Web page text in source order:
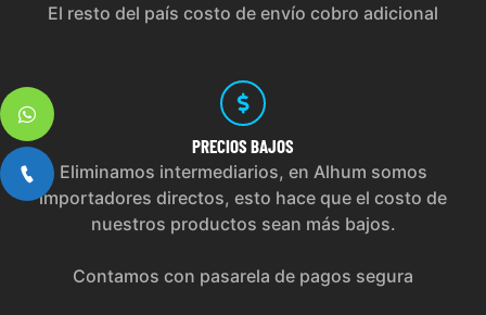
El resto del país costo de envío cobro adicional
PRECIOS BAJOS
Eliminamos intermediarios, en Alhum somos
importadores directos, esto hace que el costo de
nuestros productos sean más bajos.
Contamos con pasarela de pagos segura